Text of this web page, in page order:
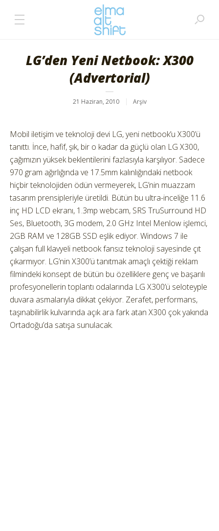
LG’den Yeni Netbook: X300
(Advertorial)
21 Haziran, 2010 Arşiv
Mobil iletişim ve teknoloji devi LG, yeni netbook’u X300’ü
tanıttı. İnce, hafif, şık, bir o kadar da güçlü olan LG X300,
çağımızın yüksek beklentilerini fazlasıyla karşılıyor. Sadece
970 gram ağırlığında ve 17.5mm kalınlığındaki netbook
hiçbir teknolojiden ödün vermeyerek, LG’nin muazzam
tasarım prensipleriyle üretildi. Bütün bu ultra-inceliğe 11.6
inç HD LCD ekranı, 1.3mp webcam, SRS TruSurround HD
Ses, Bluetooth, 3G modem, 2.0 GHz Intel Menlow işlemci,
2GB RAM ve 128GB SSD eşlik ediyor. Windows 7 ile
çalışan full klavyeli netbook fansız teknoloji sayesinde çıt
çıkarmıyor. LG’nin X300’ü tanıtmak amaçlı çektiği reklam
filmindeki konsept de bütün bu özelliklere genç ve başarılı
profesyonellerin toplantı odalarında LG X300’ü seloteyple
duvara asmalarıyla dikkat çekiyor. Zerafet, performans,
taşınabilirlik kulvarında açık ara fark atan X300 çok yakında
Ortadoğu’da satışa sunulacak.